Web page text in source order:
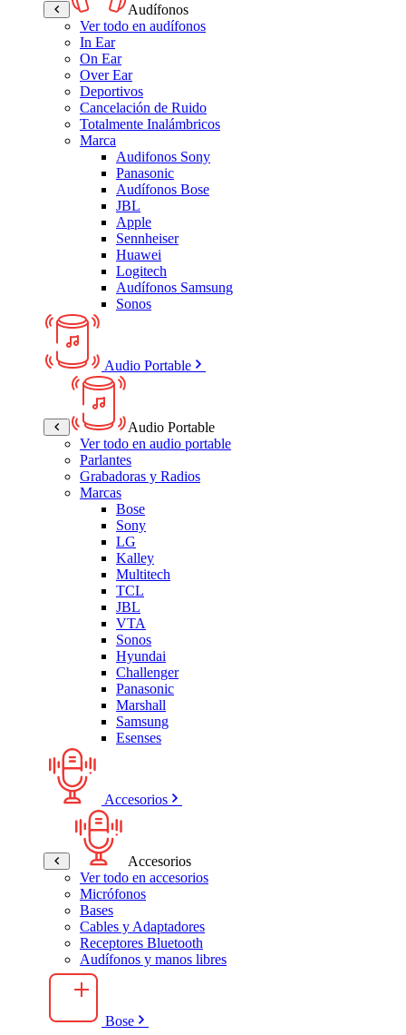
Audífonos
Ver todo en audífonos
In Ear
On Ear
Over Ear
Deportivos
Cancelación de Ruido
Totalmente Inalámbricos
Marca
Audifonos Sony
Panasonic
Audífonos Bose
JBL
Apple
Sennheiser
Huawei
Logitech
Audífonos Samsung
Sonos
Audio Portable
Audio Portable
Ver todo en audio portable
Parlantes
Grabadoras y Radios
Marcas
Bose
Sony
LG
Kalley
Multitech
TCL
JBL
VTA
Sonos
Hyundai
Challenger
Panasonic
Marshall
Samsung
Esenses
Accesorios
Accesorios
Ver todo en accesorios
Micrófonos
Bases
Cables y Adaptadores
Receptores Bluetooth
Audífonos y manos libres
Bose